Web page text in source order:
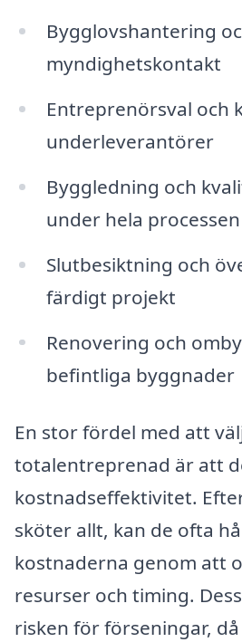
Bygglovshantering
myndighetskontakt
Entreprenörsval och
underleverantörer
Byggledning och
under hela processen
Slutbesiktning och
färdigt projekt
Renovering och
befintliga byggnader
En stor fördel med att
totalentreprenad är att
kostnadseffektivitet.
sköter allt, kan de ofta
kostnaderna genom att
resurser och timing.
risken för förseningar,